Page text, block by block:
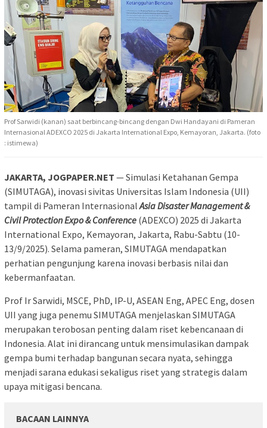
Prof Sarwidi (kanan) saat berbincang-bincang dengan Dwi Handayani di Pameran
Internasional ADEXCO 2025 di Jakarta International Expo, Kemayoran, Jakarta. (foto
: istimewa)
JAKARTA, JOGPAPER.NET — Simulasi Ketahanan Gempa
(SIMUTAGA), inovasi sivitas Universitas Islam Indonesia (UII)
tampil di Pameran InternasionalAsia Disaster Management &
Civil Protection Expo & Conference (ADEXCO) 2025 di Jakarta
International Expo, Kemayoran, Jakarta, Rabu-Sabtu (10-
13/9/2025). Selama pameran, SIMUTAGA mendapatkan
perhatian pengunjung karena inovasi berbasis nilai dan
kebermanfaatan.
Prof Ir Sarwidi, MSCE, PhD, IP-U, ASEAN Eng, APEC Eng, dosen
UII yang juga penemu SIMUTAGA menjelaskan SIMUTAGA
merupakan terobosan penting dalam riset kebencanaan di
Indonesia. Alat ini dirancang untuk mensimulasikan dampak
gempa bumi terhadap bangunan secara nyata, sehingga
menjadi sarana edukasi sekaligus riset yang strategis dalam
upaya mitigasi bencana.
BACAAN LAINNYA